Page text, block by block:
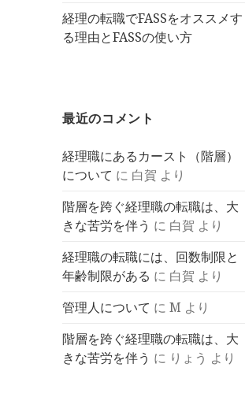
経理の転職でFASSをオススメす
る理由とFASSの使い方
最近のコメント
経理職にあるカースト（階層）
について に 白賀 より
階層を跨ぐ経理職の転職は、大
きな苦労を伴う に 白賀 より
経理職の転職には、回数制限と
年齢制限がある に 白賀 より
管理人について にM より
階層を跨ぐ経理職の転職は、大
きな苦労を伴う に りょう より